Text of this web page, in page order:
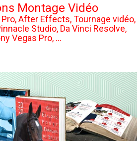
Montage Vidéo
After Effects, Tournage vidéo,
Studio, Da Vinci Resolve,
Vegas Pro, ...